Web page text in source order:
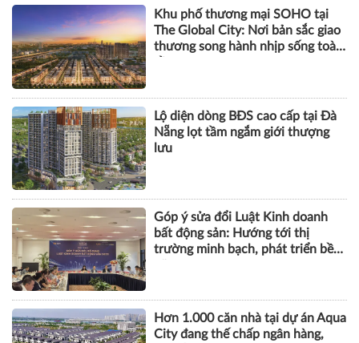
Khu phố thương mại SOHO tại
The Global City: Nơi bản sắc giao
thương song hành nhịp sống toàn
Lộ diện dòng BĐS cao cấp tại Đà
Nẵng lọt tầm ngắm giới thượng
lưu
Góp ý sửa đổi Luật Kinh doanh
bất động sản: Hướng tới thị
trường minh bạch, phát triển bền
Hơn 1.000 căn nhà tại dự án Aqua
City đang thế chấp ngân hàng,